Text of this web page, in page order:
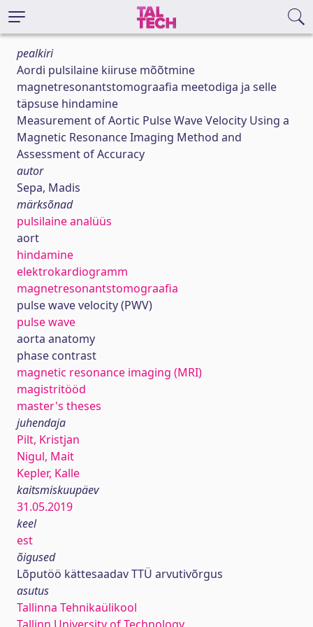
pealkiri
Aordi pulsilaine kiiruse mõõtmine
magnetresonantstomograafia meetodiga ja selle
täpsuse hindamine
Measurement of Aortic Pulse Wave Velocity Using a
Magnetic Resonance Imaging Method and
Assessment of Accuracy
autor
Sepa, Madis
märksõnad
pulsilaine analüüs
aort
hindamine
elektrokardiogramm
magnetresonantstomograafia
pulse wave velocity (PWV)
pulse wave
aorta anatomy
phase contrast
magnetic resonance imaging (MRI)
magistritööd
master's theses
juhendaja
Pilt, Kristjan
Nigul, Mait
Kepler, Kalle
kaitsmiskuupäev
31.05.2019
keel
est
õigused
Lõputöö kättesaadav TTÜ arvutivõrgus
asutus
Tallinna Tehnikaülikool